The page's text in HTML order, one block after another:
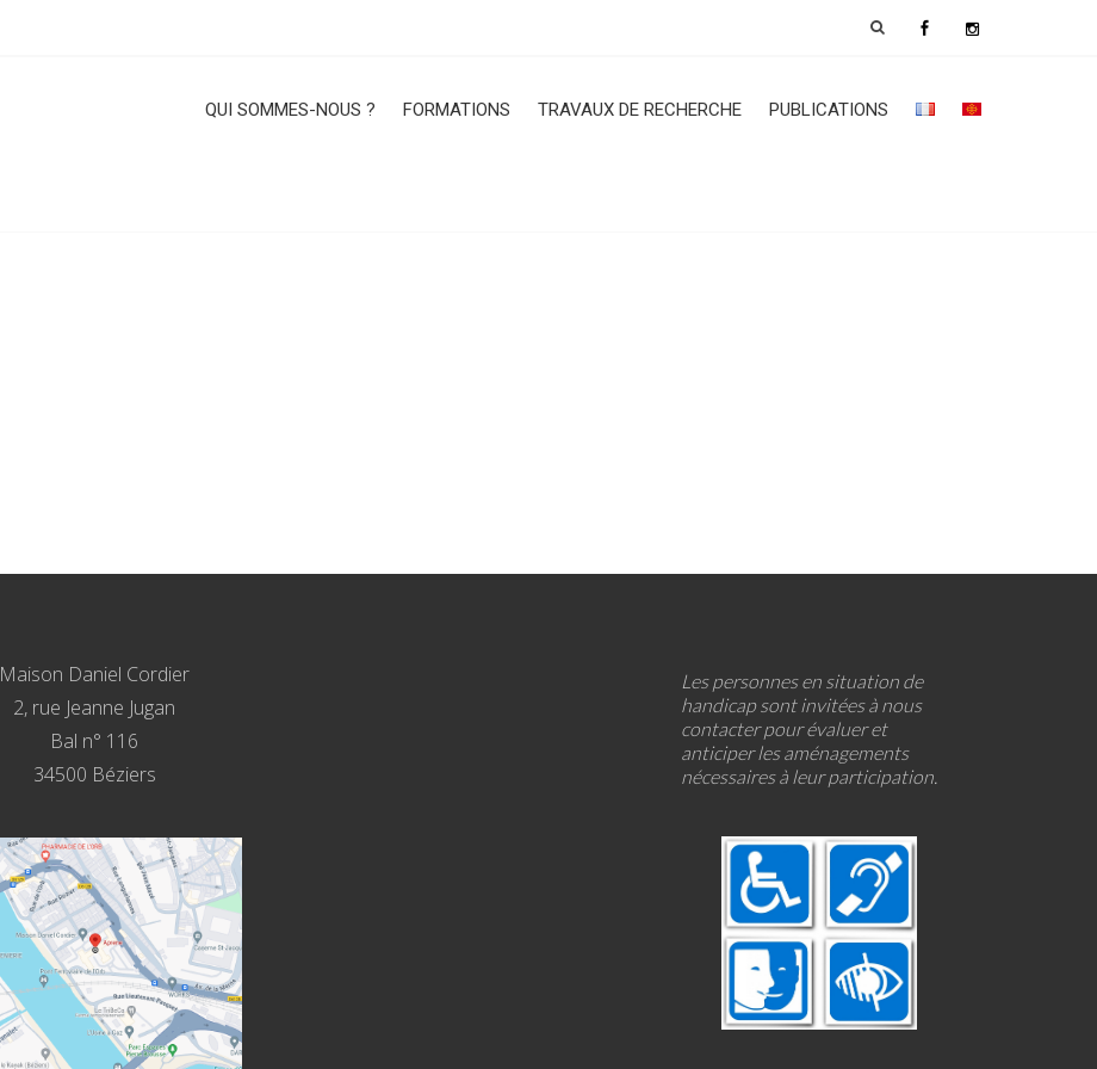
QUI SOMMES-NOUS ? FORMATIONS TRAVAUX DE RECHERCHE PUBLICATIONS
Maison Daniel Cordier
2, rue Jeanne Jugan
Bal n° 116
34500 Béziers
Les personnes en situation de
handicap sont invitées à nous
contacter pour évaluer et
anticiper les aménagements
nécessaires à leur participation.